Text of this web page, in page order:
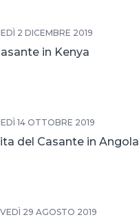
2 DICEMBRE 2019
in Kenya
14 OTTOBRE 2019
del Casante in Angola
29 AGOSTO 2019